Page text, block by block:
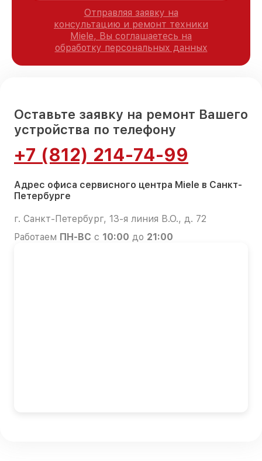
Отправляя заявку на
консультацию и ремонт техники
Miele, Вы соглашаетесь на
обработку персональных данных
Оставьте заявку на ремонт Вашего
устройства по телефону
+7 (812) 214-74-99
Адрес офиса сервисного центра Miele в Санкт-
Петербурге
г. Санкт-Петербург, 13-я линия В.О., д. 72
Работаем ПН-ВС с 10:00 до 21:00